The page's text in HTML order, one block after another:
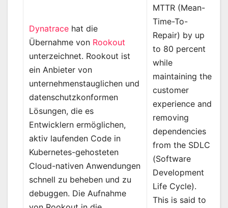
Dynatrace hat die
Übernahme von Rookout
unterzeichnet. Rookout ist
ein Anbieter von
unternehmenstauglichen und
datenschutzkonformen
Lösungen, die es
Entwicklern ermöglichen,
aktiv laufenden Code in
Kubernetes-gehosteten
Cloud-nativen Anwendungen
schnell zu beheben und zu
debuggen. Die Aufnahme
MTTR (Mean-
Time-To-
Repair) by up
to 80 percent
while
maintaining the
customer
experience and
removing
dependencies
from the SDLC
(Software
Development
Life Cycle).
This is said to